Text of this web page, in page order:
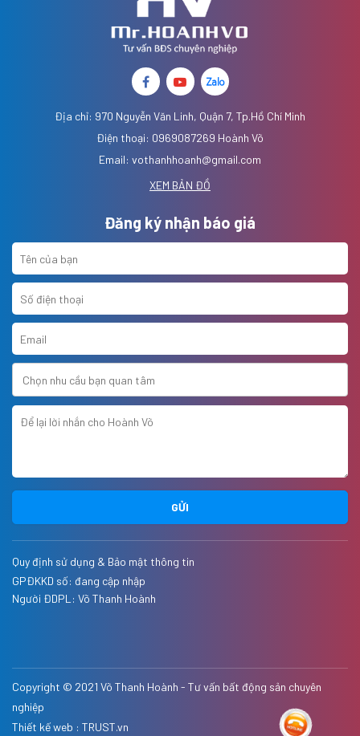
Địa chỉ: 970 Nguyễn Văn Linh, Quận 7, Tp.Hồ Chí Minh
Điện thoại: 0969087269 Hoành Võ
Email: vothanhhoanh@gmail.com
XEM BẢN ĐỒ
Đăng ký nhận báo giá
GỬI
Quy định sử dụng & Bảo mật thông tin
GPĐKKD số: đang cập nhập
Người ĐDPL: Võ Thanh Hoành
Copyright © 2021 Võ Thanh Hoành - Tư vấn bất động sản chuyên
nghiệp
Thiết kế web : TRUST.vn